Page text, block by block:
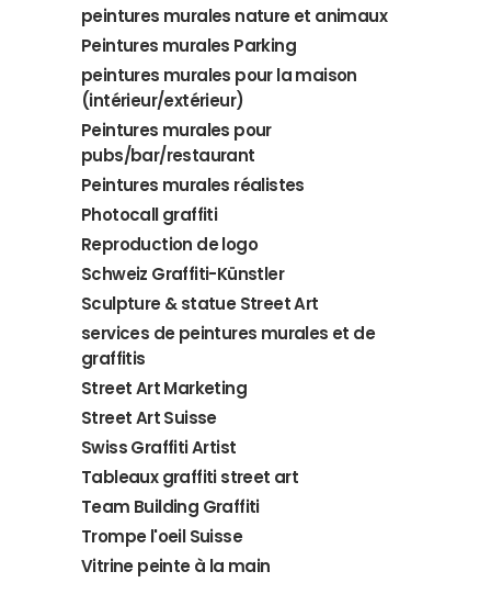
peintures murales nature et animaux
Peintures murales Parking
peintures murales pour la maison
(intérieur/extérieur)
Peintures murales pour
pubs/bar/restaurant
Peintures murales réalistes
Photocall graffiti
Reproduction de logo
Schweiz Graffiti-Künstler
Sculpture & statue Street Art
services de peintures murales et de
graffitis
Street Art Marketing
Street Art Suisse
Swiss Graffiti Artist
Tableaux graffiti street art
Team Building Graffiti
Trompe l'oeil Suisse
Vitrine peinte à la main